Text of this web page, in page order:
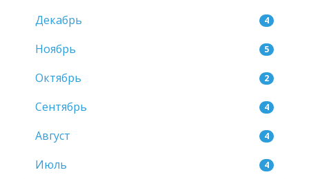
Декабрь 4
Ноябрь 5
Октябрь 2
Сентябрь 4
Август 4
Июль 4